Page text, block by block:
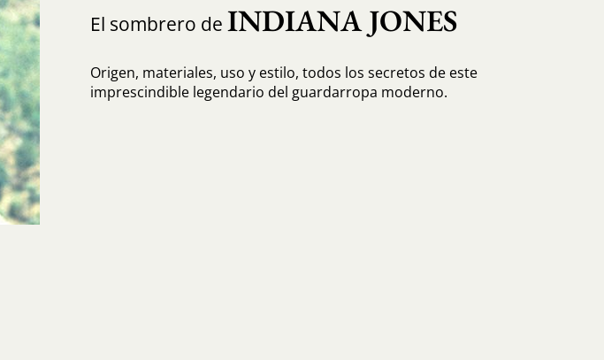
El sombrero de INDIANA JONES
Origen, materiales, uso y estilo, todos los secretos de este
imprescindible legendario del guardarropa moderno.